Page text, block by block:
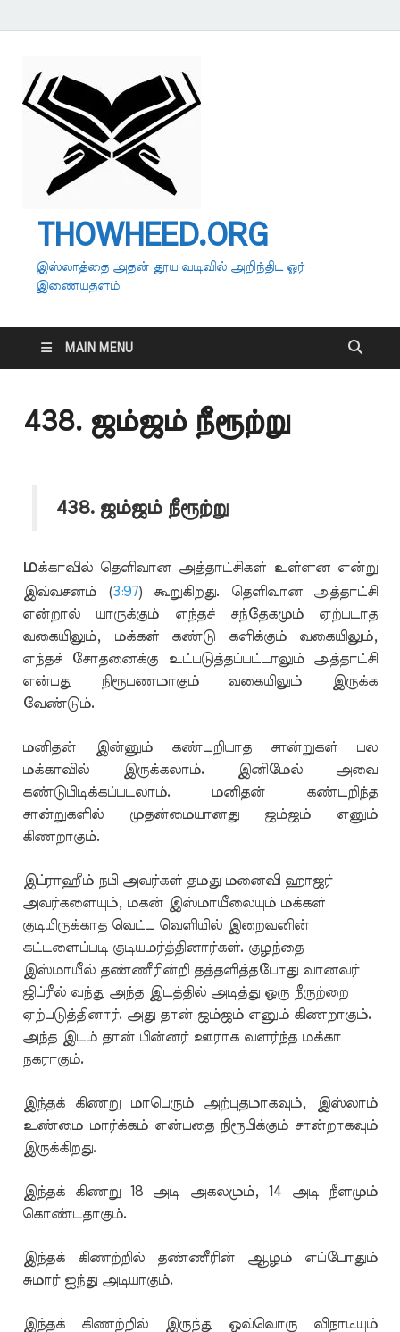
THOWHEED.ORG
இஸ்லாத்தை அதன் தூய வடிவில் அறிந்திட ஓர்
இணையதளம்
MAIN MENU
438. ஜம்ஜம் நீரூற்று
438. ஜம்ஜம் நீரூற்று
மக்காவில் தெளிவான அத்தாட்சிகள் உள்ளன என்று
இவ்வசனம் (3:97) கூறுகிறது. தெளிவான அத்தாட்சி
என்றால் யாருக்கும் எந்தச் சந்தேகமும் ஏற்படாத
வகையிலும், மக்கள் கண்டு களிக்கும் வகையிலும்,
எந்தச் சோதனைக்கு உட்படுத்தப்பட்டாலும் அத்தாட்சி
என்பது நிரூபணமாகும் வகையிலும் இருக்க
வேண்டும்.
மனிதன் இன்னும் கண்டறியாத சான்றுகள் பல
மக்காவில் இருக்கலாம். இனிமேல் அவை
கண்டுபிடிக்கப்படலாம். மனிதன் கண்டறிந்த
சான்றுகளில் முதன்மையானது ஜம்ஜம் எனும்
கிணறாகும்.
இப்ராஹீம் நபி அவர்கள் தமது மனைவி ஹாஜர்
அவர்களையும், மகன் இஸ்மாயீலையும் மக்கள்
குடியிருக்காத வெட்ட வெளியில் இறைவனின்
கட்டளைப்படி குடியமர்த்தினார்கள். குழந்தை
இஸ்மாயீல் தண்ணீரின்றி தத்தளித்தபோது வானவர்
ஜிப்ரீல் வந்து அந்த இடத்தில் அடித்து ஒரு நீருற்றை
ஏற்படுத்தினார். அது தான் ஜம்ஜம் எனும் கிணறாகும்.
அந்த இடம் தான் பின்னர் ஊராக வளர்ந்த மக்கா
நகராகும்.
இந்தக் கிணறு மாபெரும் அற்புதமாகவும், இஸ்லாம்
உண்மை மார்க்கம் என்பதை நிரூபிக்கும் சான்றாகவும்
இருக்கிறது.
இந்தக் கிணறு 18 அடி அகலமும், 14 அடி நீளமும்
கொண்டதாகும்.
இந்தக் கிணற்றில் தண்ணீரின் ஆழம் எப்போதும்
சுமார் ஐந்து அடியாகும்.
இந்தக் கிணற்றில் இருந்து ஒவ்வொரு விநாடியும்